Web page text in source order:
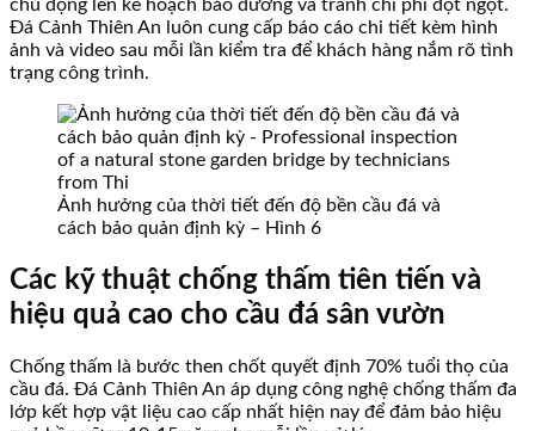
chủ động lên kế hoạch bảo dưỡng và tránh chi phí đột ngột.
Đá Cảnh Thiên An luôn cung cấp báo cáo chi tiết kèm hình
ảnh và video sau mỗi lần kiểm tra để khách hàng nắm rõ tình
trạng công trình.
Ảnh hưởng của thời tiết đến độ bền cầu đá và
cách bảo quản định kỳ – Hình 6
Các kỹ thuật chống thấm tiên tiến và
hiệu quả cao cho cầu đá sân vườn
Chống thấm là bước then chốt quyết định 70% tuổi thọ của
cầu đá. Đá Cảnh Thiên An áp dụng công nghệ chống thấm đa
lớp kết hợp vật liệu cao cấp nhất hiện nay để đảm bảo hiệu